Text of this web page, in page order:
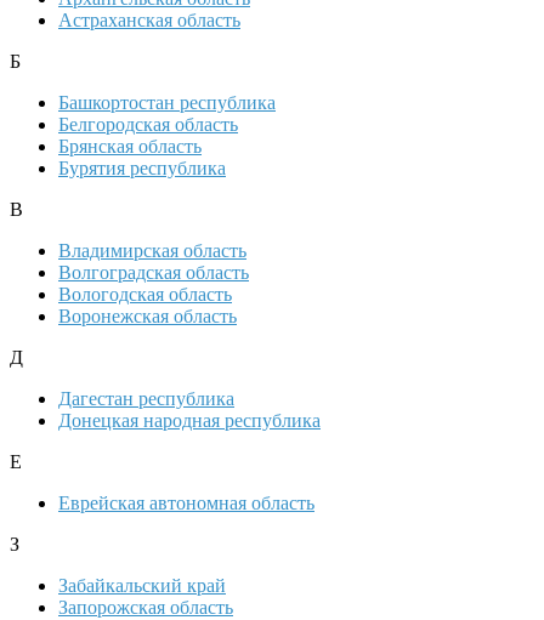
Астраханская область
Б
Башкортостан республика
Белгородская область
Брянская область
Бурятия республика
В
Владимирская область
Волгоградская область
Вологодская область
Воронежская область
Д
Дагестан республика
Донецкая народная республика
Е
Еврейская автономная область
З
Забайкальский край
Запорожская область